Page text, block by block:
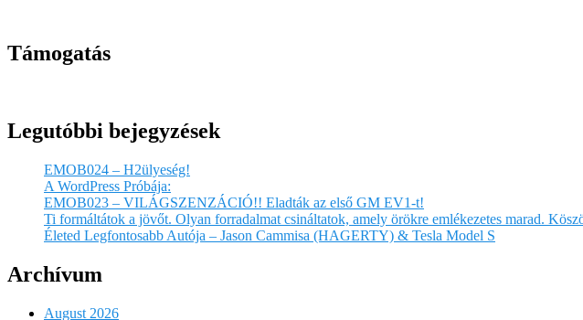
Támogatás
Legutóbbi bejegyzések
EMOB024 – H2ülyeség!
A WordPress Próbája:
EMOB023 – VILÁGSZENZÁCIÓ!! Eladták az első GM EV1-t!
Ti formáltátok a jövőt. Olyan forradalmat csináltatok, amely örökre emlékezetes marad.
Életed Legfontosabb Autója – Jason Cammisa (HAGERTY) & Tesla Model S
Archívum
August 2026